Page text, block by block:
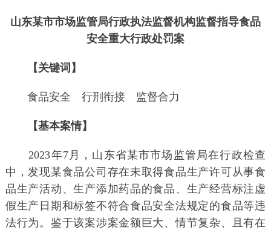
山东某市市场监管局行政执法监督机构监督指导食品
安全重大行政处罚案
【关键词】
食品安全 行刑衔接 监督合力
【基本案情】
2023年7月，山东省某市市场监管局在行政检查
中，发现某食品公司存在未取得食品生产许可从事食
品生产活动、生产添加药品的食品、生产经营标注虚
假生产日期和标签不符合食品安全法规定的食品等违
法行为。鉴于该案涉案金额巨大、情节复杂、且有在